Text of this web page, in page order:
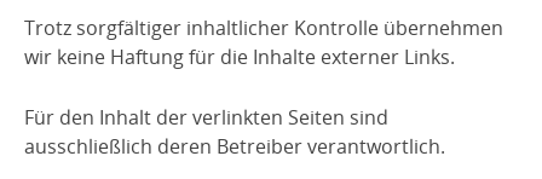
Trotz sorgfältiger inhaltlicher Kontrolle übernehmen
wir keine Haftung für die Inhalte externer Links.
Für den Inhalt der verlinkten Seiten sind
ausschließlich deren Betreiber verantwortlich.